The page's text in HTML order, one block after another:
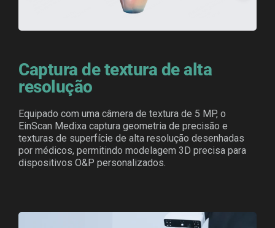
Captura de textura de alta
resolução
Equipado com uma câmera de textura de 5 MP, o
EinScan Medixa captura geometria de precisão e
texturas de superfície de alta resolução desenhadas
por médicos, permitindo modelagem 3D precisa para
dispositivos O&P personalizados.